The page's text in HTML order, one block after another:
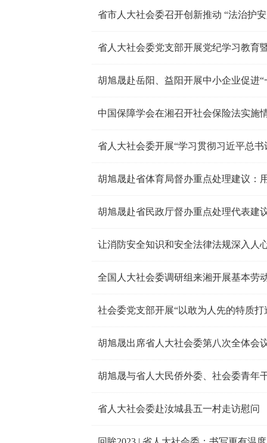
省市人大社会委召开创新推动 “法治护
省人大社会委党支部开展党纪学习教育
胡旭晟赴岳阳、益阳开展中小企业促进
胡旭晟赴省体育局督办重点处理建议：
胡旭晟赴省民政厅督办重点处理代表建
全国人大社会委调研组来湘开展基本劳
社会委党支部开展“以敢为人先的特质
胡旭晟出席省人大社会委第八次全体会
省人大社会委赴汝城县五一村走访慰问